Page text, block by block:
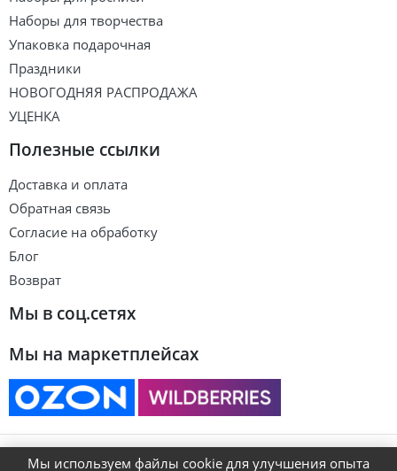
Наборы для творчества
Упаковка подарочная
Праздники
НОВОГОДНЯЯ РАСПРОДАЖА
УЦЕНКА
Полезные ссылки
Доставка и оплата
Обратная связь
Согласие на обработку
Блог
Возврат
Мы в соц.сетях
Мы на маркетплейсах
© ART&KIDS
Мы используем файлы cookie для улучшения опыта